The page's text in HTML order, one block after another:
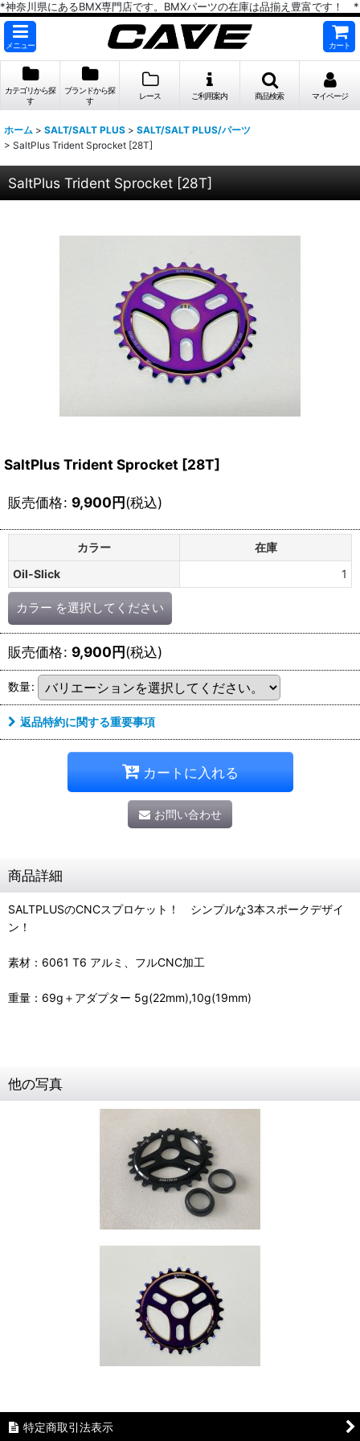
*神奈川県にあるBMX専門店です。BMXパーツの在庫は品揃え豊富です！ *
メニュー カート
カテゴリから探
す
ブランドから探
す
レース ご利用案内 商品検索 マイページ
ホーム > SALT/SALT PLUS > SALT/SALT PLUS/パーツ
> SaltPlus Trident Sprocket [28T]
SaltPlus Trident Sprocket [28T]
SaltPlus Trident Sprocket [28T]
販売価格: 9,900円(税込)
カラー
在庫
Oil-Slick
1
カラー を選択してください
販売価格: 9,900円(税込)
数量:
返品特約に関する重要事項
カートに入れる
お問い合わせ
商品詳細
SALTPLUSのCNCスプロケット！ シンプルな3本スポークデザイ
ン！
素材：6061 T6 アルミ、フルCNC加工
重量：69g＋アダプター 5g(22mm),10g(19mm)
他の写真
特定商取引法表示